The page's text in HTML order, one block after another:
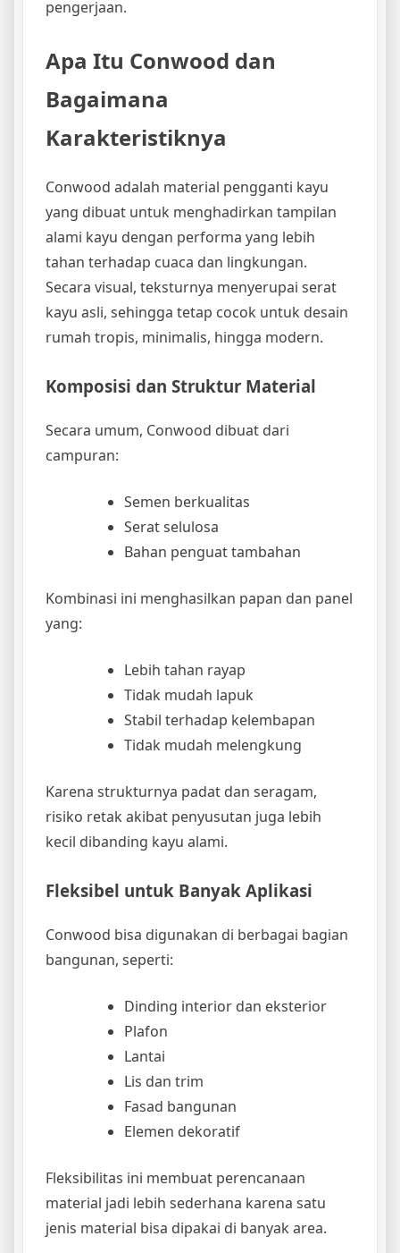
pengerjaan.
Apa Itu Conwood dan
Bagaimana
Karakteristiknya
Conwood adalah material pengganti kayu
yang dibuat untuk menghadirkan tampilan
alami kayu dengan performa yang lebih
tahan terhadap cuaca dan lingkungan.
Secara visual, teksturnya menyerupai serat
kayu asli, sehingga tetap cocok untuk desain
rumah tropis, minimalis, hingga modern.
Komposisi dan Struktur Material
Secara umum, Conwood dibuat dari
campuran:
Semen berkualitas
Serat selulosa
Bahan penguat tambahan
Kombinasi ini menghasilkan papan dan panel
yang:
Lebih tahan rayap
Tidak mudah lapuk
Stabil terhadap kelembapan
Tidak mudah melengkung
Karena strukturnya padat dan seragam,
risiko retak akibat penyusutan juga lebih
kecil dibanding kayu alami.
Fleksibel untuk Banyak Aplikasi
Conwood bisa digunakan di berbagai bagian
bangunan, seperti:
Dinding interior dan eksterior
Plafon
Lantai
Lis dan trim
Fasad bangunan
Elemen dekoratif
Fleksibilitas ini membuat perencanaan
material jadi lebih sederhana karena satu
jenis material bisa dipakai di banyak area.